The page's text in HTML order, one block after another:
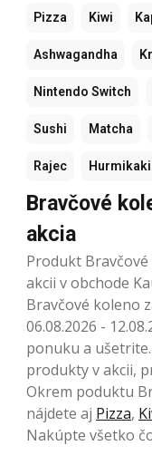
Pizza Kiwi
Ashwagandha
Nintendo Switch
Sushi Matcha
Rajec Hurmikaki
Bravčové
akcia
Produkt
akcii v obchode
Bravčové koleno
06.08.2026 -
ponuku a
produkty v akcii,
Okrem poduktu
nájdete aj Pizza,
Nakúpte všetko